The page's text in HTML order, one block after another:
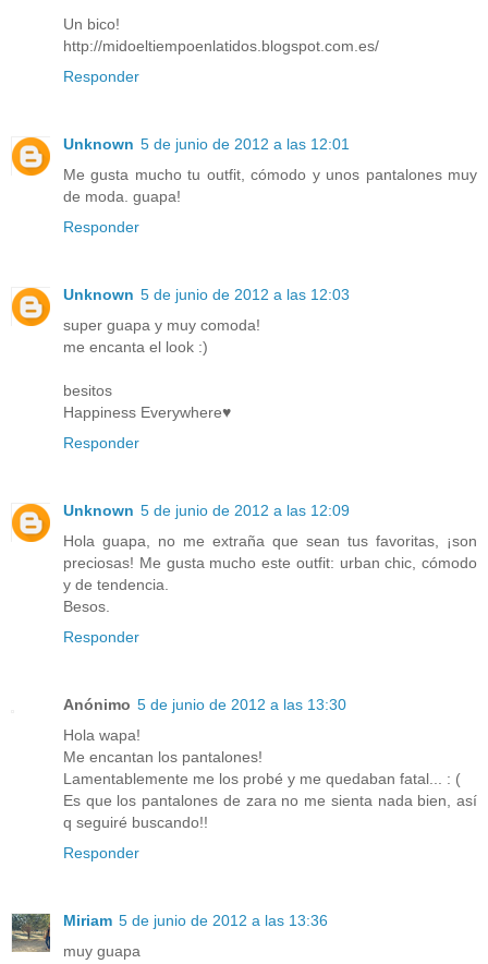
Un bico!
http://midoeltiempoenlatidos.blogspot.com.es/
Responder
Unknown 5 de junio de 2012 a las 12:01
Me gusta mucho tu outfit, cómodo y unos pantalones muy
de moda. guapa!
Responder
Unknown 5 de junio de 2012 a las 12:03
super guapa y muy comoda!
me encanta el look :)
besitos
Happiness Everywhere♥
Responder
Unknown 5 de junio de 2012 a las 12:09
Hola guapa, no me extraña que sean tus favoritas, ¡son
preciosas! Me gusta mucho este outfit: urban chic, cómodo
y de tendencia.
Besos.
Responder
Anónimo 5 de junio de 2012 a las 13:30
Hola wapa!
Me encantan los pantalones!
Lamentablemente me los probé y me quedaban fatal... : (
Es que los pantalones de zara no me sienta nada bien, así
q seguiré buscando!!
Responder
Miriam 5 de junio de 2012 a las 13:36
muy guapa